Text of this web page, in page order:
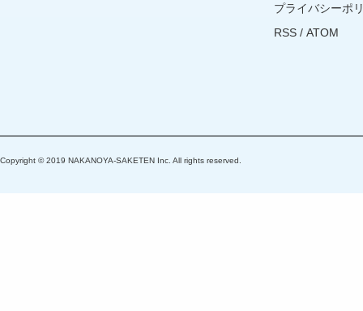
プライバシーポ
RSS / ATOM
Copyright © 2019 NAKANOYA-SAKETEN Inc. All rights reserved.